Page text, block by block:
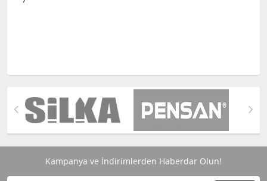
Kampanya ve İndirimlerden Haberdar Olun!